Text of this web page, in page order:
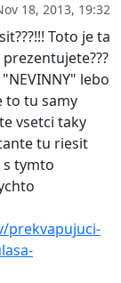
18, 2013, 19:32
Toto je ta
lebo
to tu samy
vsetci taky
tu riesit
s tymto
prekvapujuci-